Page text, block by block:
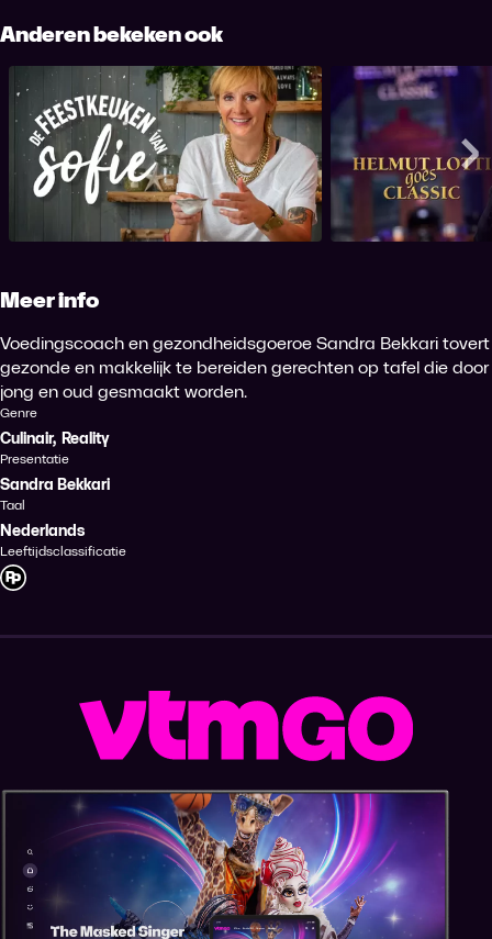
Anderen bekeken ook
De Feestkeuken van Sofie Lotti
Meer info
Voedingscoach en gezondheidsgoeroe Sandra Bekkari tovert
gezonde en makkelijk te bereiden gerechten op tafel die door
jong en oud gesmaakt worden.
Genre
Culinair, Reality
Presentatie
Sandra Bekkari
Taal
Nederlands
Leeftijdsclassificatie